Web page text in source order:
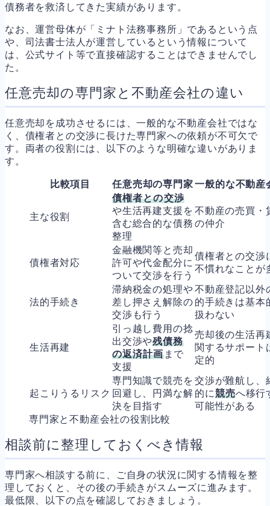
債務者を救済してきた実績があります。
なお、運営母体が「ミナト法務事務所」であるという点
や、司法書士法人が運営しているという情報について
は、公式サイト等で直接確認することはできませんでし
た。
任意売却の専門家と不動産会社の違い
任意売却を成功させるには、一般的な不動産会社ではな
く、債権者との交渉に長けた専門家への依頼が不可欠で
す。両者の役割には、以下のような明確な違いがありま
す。
比較項目 任意売却の専門家一般的な不動産
主な役割
債権者との交渉
や生活再建支援を
含む総合的な債務
整理
不動産の売買・
の仲介
債権者対応
金融機関等と売却
許可や代金配分に
ついて交渉を行う
債権者との交渉
不慣れなことが
法的手続き
滞納税金の処理や
差し押さえ解除の
交渉も行う
不動産登記以外
的手続きは基本
扱わない
生活再建
引っ越し費用の捻
出交渉や残債務
の返済計画まで
支援
売却後の生活再
関するサポート
定的
起こりうるリスク
専門知識で競売を
回避し、円満な解
決を目指す
交渉が難航し、
的に競売へ移行
可能性がある
専門家と不動産会社の役割比較
相談前に整理しておくべき情報
専門家へ相談する前に、ご自身の状況に関する情報を整
理しておくと、その後の手続きがスムーズに進みます。
最低限、以下の点を確認しておきましょう。